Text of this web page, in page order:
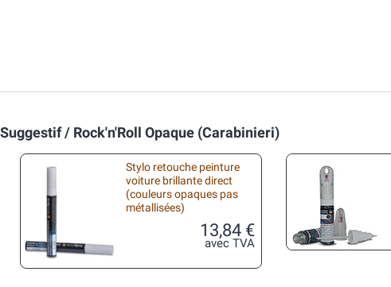
/ Rock'n'Roll Opaque (Carabinieri)
Stylo retouche peinture
voiture brillante direct
(couleurs opaques pas
métallisées)
13,84 €
avec TVA